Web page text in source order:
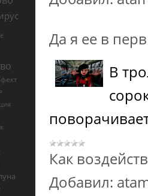
Да я ее в
В
Как
Добавил: